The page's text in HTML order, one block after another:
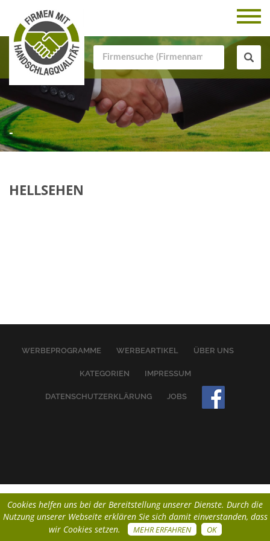
-
HELLSEHEN
WERBEPROGRAMME WERBEARTIKEL ÜBER UNS
KATEGORIEN IMPRESSUM
DATENSCHUTZERKLÄRUNG JOBS
Cookies helfen uns bei der Bereitstellung unserer Dienste. Durch die
Nutzung unserer Webseite erklären Sie sich damit einverstanden, dass
wir Cookies setzen.
MEHR ERFAHREN OK